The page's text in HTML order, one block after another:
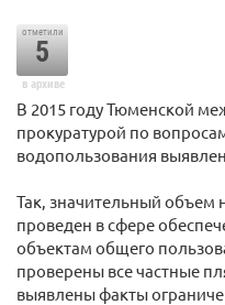
отметили
5
в архиве
В 2015 году Тюменской
прокуратурой по
водопользования
Так, значительный
проведен в сфере
объектам общего
проверены все частные
выявлены факты